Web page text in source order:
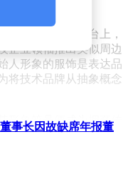
。在社交媒体平台上，
企业领袖推出类似周边
人形象的服饰是表达品
将技术品牌从抽象概念
形象符号便成为拥趸传
制服装到引发抢购的限
正在重新定义科技行业
这既是商业策略的创
事长因故缺席年报董